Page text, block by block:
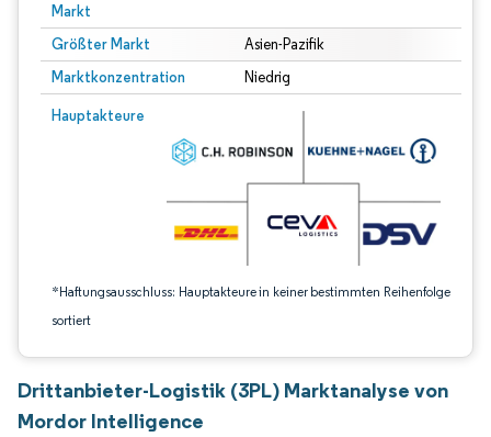
Markt
Größter Markt Asien-Pazifik
Marktkonzentration Niedrig
Hauptakteure
*Haftungsausschluss: Hauptakteure in keiner bestimmten Reihenfolge
sortiert
Bild © Mordor Intelligence. Wiederverwendung erfordert Namensnennung
Drittanbieter-Logistik (3PL) Marktanalyse von
Mordor Intelligence